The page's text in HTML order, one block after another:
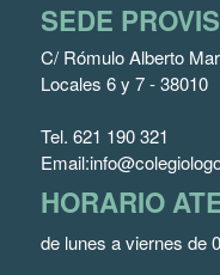
SEDE
C/ Rómulo Alberto
Locales 6 y 7 - 38010
Tel. 621 190 321
Email:
HORARIO
de lunes a viernes de